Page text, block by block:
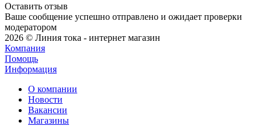
Оставить отзыв
Ваше сообщение успешно отправлено и ожидает проверки
модератором
2026 © Линия тока - интернет магазин
Компания
Помощь
Информация
О компании
Новости
Вакансии
Магазины